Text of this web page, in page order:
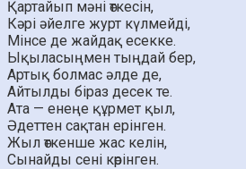
Қартайып мәні өткесін,
Кәрі әйелге журт күлмейді,
Мінсе де жайдақ есекке.
Ықыласыңмен тыңдай бер,
Артық болмас әлде де,
Айтылды біраз десек те.
Ата — енеңе құрмет қыл,
Әдеттен сақтан ерінген.
Жыл өткенше жас келін,
Сынайды сені көрінген.